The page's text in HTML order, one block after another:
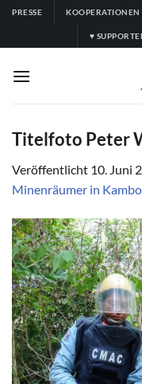
Zum
springen
PRESSE KOOPERATIONEN
♥
Titelfoto Peter
Veröffentlicht 10. Juni
Minenräumer in